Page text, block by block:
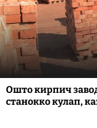
Ошто кирпич
станокко кулап,